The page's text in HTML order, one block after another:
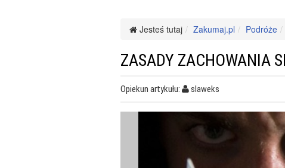
Jesteś tutaj Zakumaj.pl Podróże
ZASADY ZACHOWANIA
Opiekun artykułu: slaweks